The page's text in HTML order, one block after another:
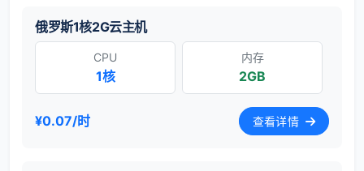
俄罗斯1核2G云主机
CPU
1核
内存
2GB
¥0.07/时 查看详情